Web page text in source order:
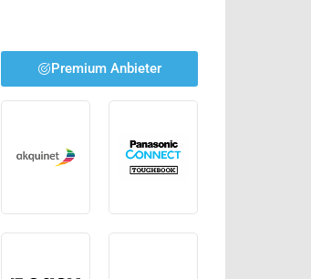
Premium Anbieter